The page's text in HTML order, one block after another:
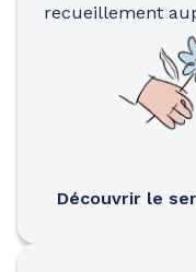
recueillement
Découvrir le